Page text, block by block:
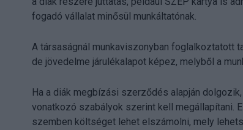
fogadó vállalat minősül munkáltatónak.
A társaságnál munkaviszonyban foglalkoztatott
de jövedelme járulékalapot képez, melyből a
Ha a diák megbízási szerződés alapján
vonatkozó szabályok szerint kell megállapítani.
szemben költséget lehet elszámolni, mely